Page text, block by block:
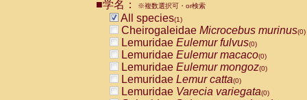
■学名： ※複数選択可・or検索
All species(1)
Cheirogaleidae Microcebus murinus(0)
Lemuridae Eulemur fulvus(0)
Lemuridae Eulemur macaco(0)
Lemuridae Eulemur mongoz(0)
Lemuridae Lemur catta(0)
Lemuridae Varecia variegata(0)